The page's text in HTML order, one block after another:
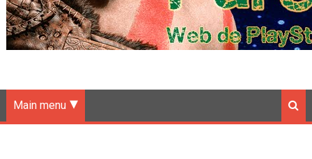
Main menu